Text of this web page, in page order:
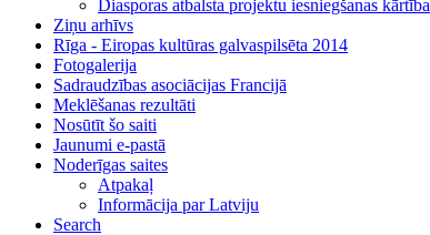
Diasporas atbalsta projektu iesniegšanas kārtība
Ziņu arhīvs
Rīga - Eiropas kultūras galvaspilsēta 2014
Fotogalerija
Sadraudzības asociācijas Francijā
Meklēšanas rezultāti
Nosūtīt šo saiti
Jaunumi e-pastā
Noderīgas saites
Atpakaļ
Informācija par Latviju
Search